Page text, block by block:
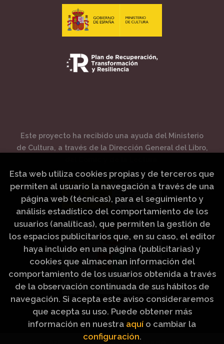
Este proyecto ha recibido una ayuda del Ministerio
de Cultura, a través de la Dirección General del Libro,
Esta web utiliza cookies propias y de terceros que
permiten al usuario la navegación a través de una
página web (técnicas), para el seguimiento y
análisis estadístico del comportamiento de los
usuarios (analíticas), que permiten la gestión de
los espacios publicitarios que, en su caso, el editor
haya incluido en una página (publicitarias) y
cookies que almacenan información del
comportamiento de los usuarios obtenida a través
de la observación continuada de sus hábitos de
navegación. Si acepta este aviso consideraremos
que acepta su uso. Puede obtener más
información en nuestra aquí o cambiar la
configuración.